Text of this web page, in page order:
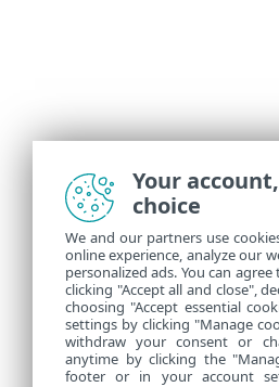
Your
choice
We and our partners use
online experience, analyze our
personalized ads. You can
clicking "Accept all and close",
choosing "Accept essential
settings by clicking "Manage
withdraw your consent or
anytime by clicking the
footer or in your account